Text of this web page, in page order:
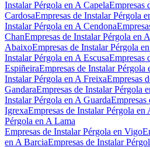
Instalar Pérgola en A CapelaEmpresas
CardosaEmpresas de Instalar Pérgola
Instalar Pérgola en A Cendona
ChanEmpresas de Instalar Pérgola en
AbaixoEmpresas de Instalar Pérgola
Instalar Pérgola en A EscusaEmpresas
EspiñeiraEmpresas de Instalar Pérgola
Instalar Pérgola en A FreixaEmpresas
GandaraEmpresas de Instalar Pérgola
Instalar Pérgola en A GuardaEmpresas
IgrexaEmpresas de Instalar Pérgola en
Pérgola en A Lama
Empresas de Instalar Pérgola en Vigo
en A BarciaEmpresas de Instalar